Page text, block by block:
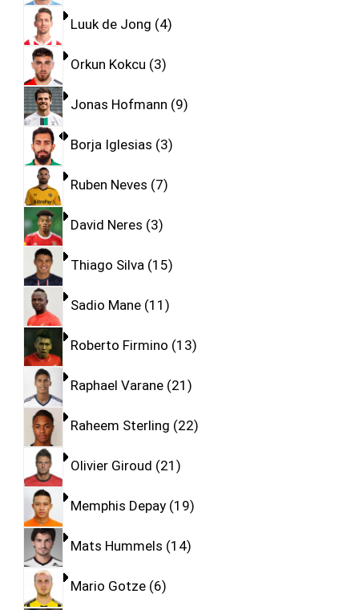
Luuk de Jong 4
Orkun Kokcu 3
Jonas Hofmann 9
Borja Iglesias 3
Ruben Neves 7
David Neres 3
Thiago Silva 15
Sadio Mane 11
Roberto Firmino 13
Raphael Varane 21
Raheem Sterling 22
Olivier Giroud 21
Memphis Depay 19
Mats Hummels 14
Mario Gotze 6